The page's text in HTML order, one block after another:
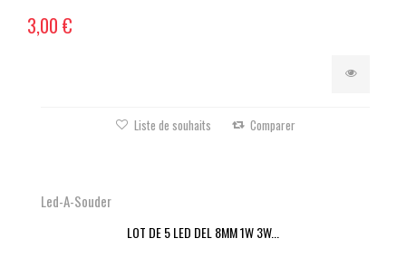
3,00 €
Liste de souhaits Comparer
Led-A-Souder
LOT DE 5 LED DEL 8MM 1W 3W...